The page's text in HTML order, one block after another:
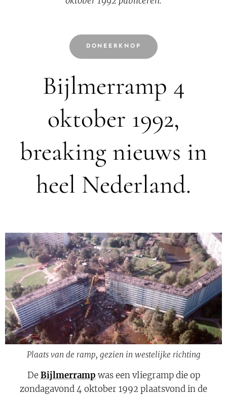
DONEERKNOP
Bijlmerramp 4
oktober 1992,
breaking nieuws in
heel Nederland.
Plaats van de ramp, gezien in westelijke richting
DeBijlmerramp was een vliegramp die op
zondagavond 4 oktober 1992 plaatsvond in de